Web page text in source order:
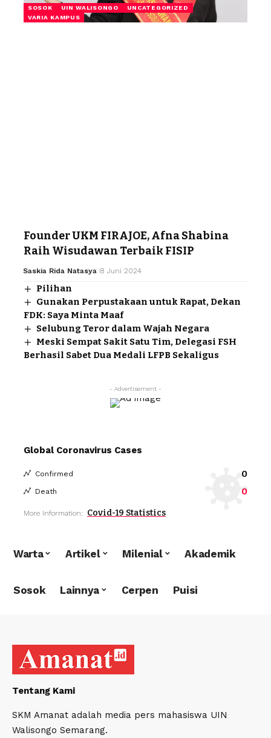
SOSOK UIN WALISONGO
UNCATEGORIZED
VARIA KAMPUS
Founder UKM FIRAJOE, Afna Shabina
Raih Wisudawan Terbaik FISIP
Saskia Rida Natasya 8 Juni 2024
Pilihan
Gunakan Perpustakaan untuk Rapat, Dekan
FDK: Saya Minta Maaf
Selubung Teror dalam Wajah Negara
Meski Sempat Sakit Satu Tim, Delegasi FSH
Berhasil Sabet Dua Medali LFPB Sekaligus
- Advertisement -
Global Coronavirus Cases
Confirmed 0
Death 0
More Information: Covid-19 Statistics
Warta Artikel Milenial Akademik
Sosok Lainnya Cerpen Puisi
Tentang Kami
SKM Amanat adalah media pers mahasiswa UIN
Walisongo Semarang.